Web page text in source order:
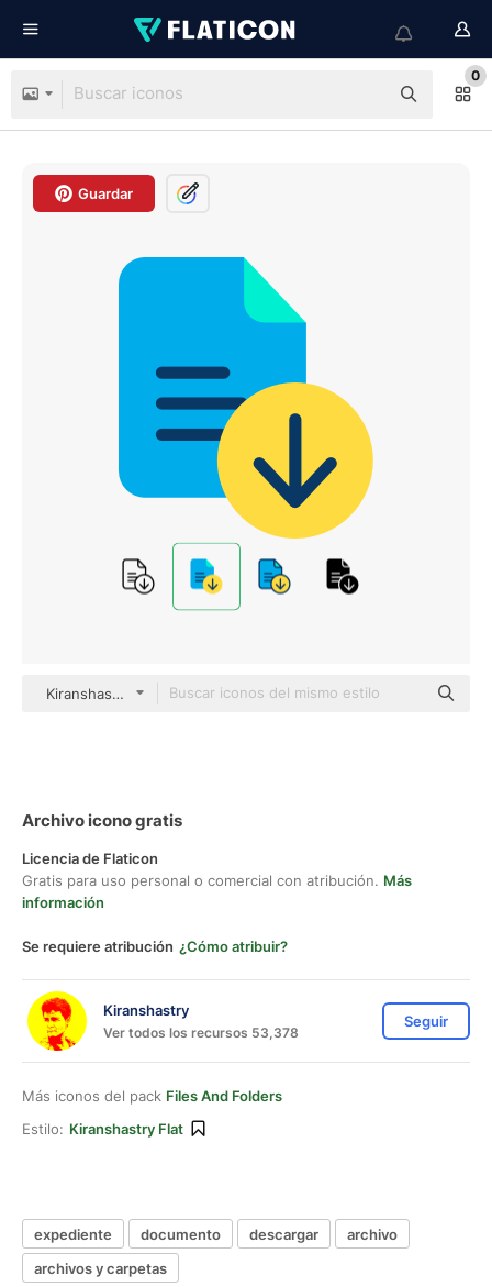
0
Guardar
Kiranshastry Flat
Archivo icono gratis
Licencia de Flaticon
Gratis para uso personal o comercial con atribución. Más
información
Se requiere atribución ¿Cómo atribuir?
Kiranshastry
Ver todos los recursos 53,378
Seguir
Más iconos del pack Files And Folders
Estilo: Kiranshastry Flat
expediente documento descargar
archivo
archivos y carpetas